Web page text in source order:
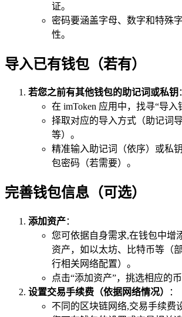
证。
密码要涵盖字母、数字和特殊
性。
导入已有钱包（若有）
若您之前有其他钱包的助记词或私钥
在 imToken 应用中，找寻“导入
择取对应的导入方式（助记词
等）。
精准输入助记词（依序）或私
包密码（若需要）。
完善钱包信息（可选）
添加资产：
您可依据自身需求,在钱包中增
资产，如以太坊、比特币等（
行相关网络配置）。
点击“添加资产”，挑选相应的
设置交易手续费（依据网络情况）
：
不同的区块链网络,交易手续费